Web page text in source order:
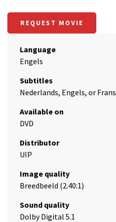
REQUEST MOVIE
Language
Engels
Subtitles
Nederlands, Engels, or Frans
Available on
DVD
Distributor
UIP
Image quality
Breedbeeld (2.40:1)
Sound quality
Dolby Digital 5.1